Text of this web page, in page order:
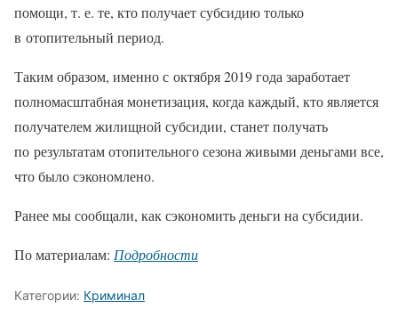
помощи, т. е. те, кто получает субсидию только
в отопительный период.
Таким образом, именно с октября 2019 года заработает
полномасштабная монетизация, когда каждый, кто является
получателем жилищной субсидии, станет получать
по результатам отопительного сезона живыми деньгами все,
что было сэкономлено.
Ранее мы сообщали, как сэкономить деньги на субсидии.
По материалам: Подробности
Категории: Криминал